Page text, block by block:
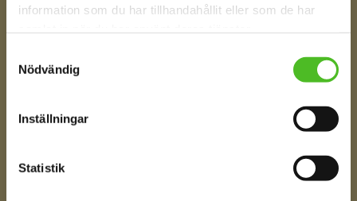
information som du har tillhandahållit eller som de har
Nödvändig
Inställningar
Statistik
Jag samtycker till att motta digital kommunikation i